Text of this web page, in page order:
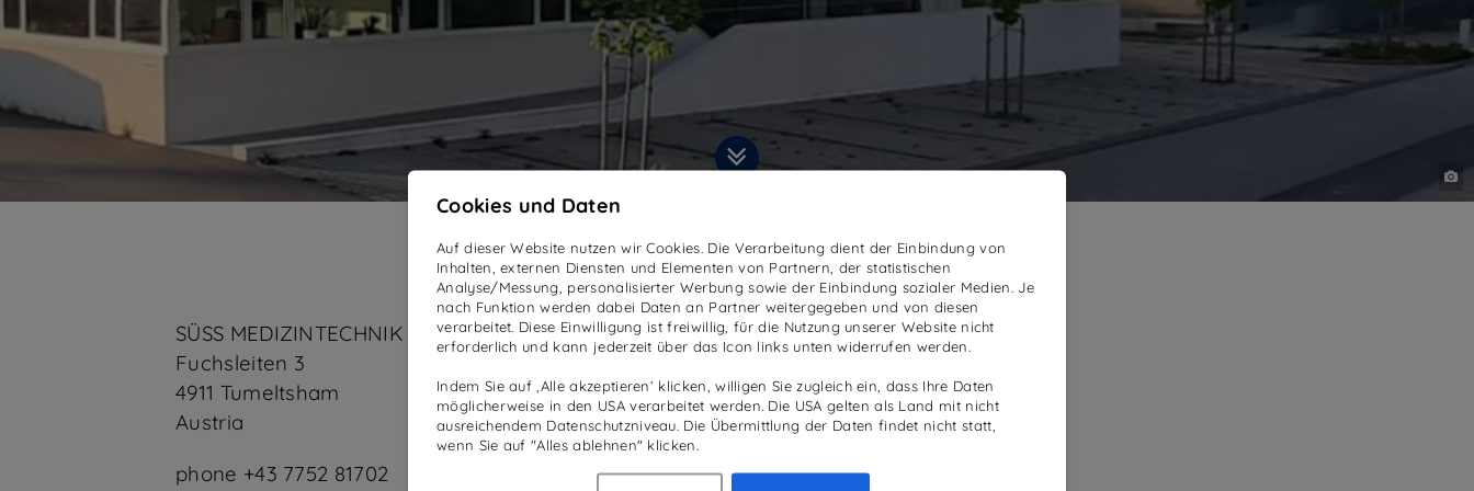
SÜSS MEDIZINTECHNIK GMBH
Fuchsleiten 3
4911 Tumeltsham
Austria
phone +43 7752 81702
Cookies und Daten
Auf dieser Website nutzen wir Cookies. Die Verarbeitung dient der Einbindung von
Inhalten, externen Diensten und Elementen von Partnern, der statistischen
Analyse/Messung, personalisierter Werbung sowie der Einbindung sozialer Medien. Je
nach Funktion werden dabei Daten an Partner weitergegeben und von diesen
verarbeitet. Diese Einwilligung ist freiwillig, für die Nutzung unserer Website nicht
erforderlich und kann jederzeit über das Icon links unten widerrufen werden.
Indem Sie auf ‚Alle akzeptieren‘ klicken, willigen Sie zugleich ein, dass Ihre Daten
möglicherweise in den USA verarbeitet werden. Die USA gelten als Land mit nicht
ausreichendem Datenschutzniveau. Die Übermittlung der Daten findet nicht statt,
wenn Sie auf "Alles ablehnen" klicken.